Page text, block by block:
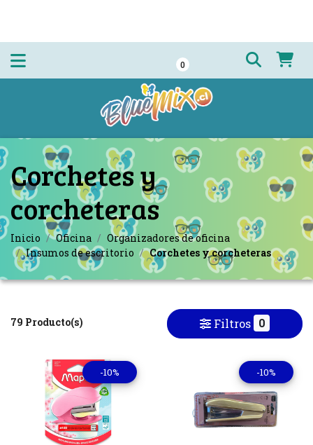
0
Corchetes y
corcheteras
Inicio Oficina
Organizadores de oficina
Insumos de escritorio
Corchetes y corcheteras
79 Producto(s) Filtros 0
-10% -10%